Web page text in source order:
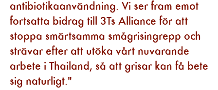
antibiotikaanvändning. Vi ser fram emot
fortsatta bidrag till 3Ts Alliance för att
stoppa smärtsamma smågrisingrepp och
strävar efter att utöka vårt nuvarande
arbete i Thailand, så att grisar kan få bete
sig naturligt.